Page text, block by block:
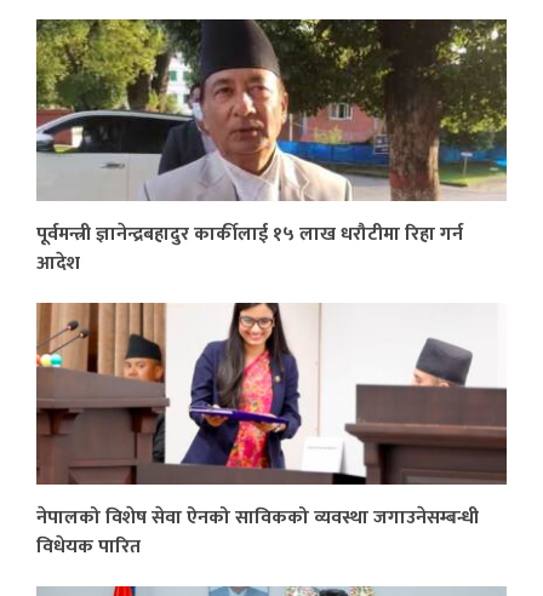
पूर्वमन्त्री ज्ञानेन्द्रबहादुर कार्कीलाई १५ लाख धरौटीमा रिहा गर्न
आदेश
नेपालको विशेष सेवा ऐनको साविकको व्यवस्था जगाउनेसम्बन्धी
विधेयक पारित